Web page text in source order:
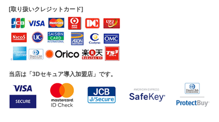
[取り扱いクレジットカード]
当店は「3Dセキュア導入加盟店」です。